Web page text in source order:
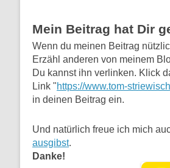
Mein Beitrag hat Dir
Wenn du meinen Beitrag
Erzähl anderen von meinem
Du kannst ihn verlinken. Klick
Link "https://www.tom-
in deinen Beitrag ein.
Und natürlich freue ich mich
ausgibst.
Danke!